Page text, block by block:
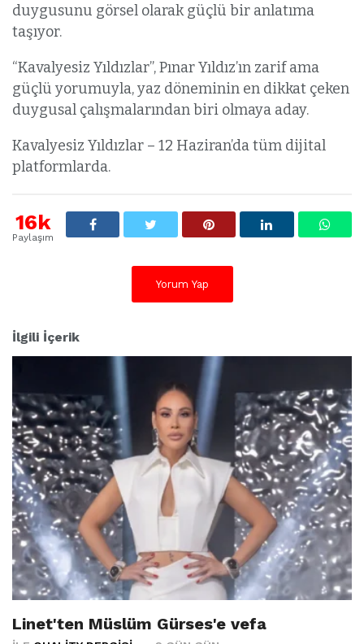
duygusunu görsel olarak güçlü bir anlatıma
taşıyor.
“Kavalyesiz Yıldızlar”, Pınar Yıldız’ın zarif ama
güçlü yorumuyla, yaz döneminin en dikkat çeken
duygusal çalışmalarından biri olmaya aday.
Kavalyesiz Yıldızlar – 12 Haziran’da tüm dijital
platformlarda.
16k
Paylaşım
Yorum Yap
İlgili İçerik
Linet'ten Müslüm Gürses'e vefa